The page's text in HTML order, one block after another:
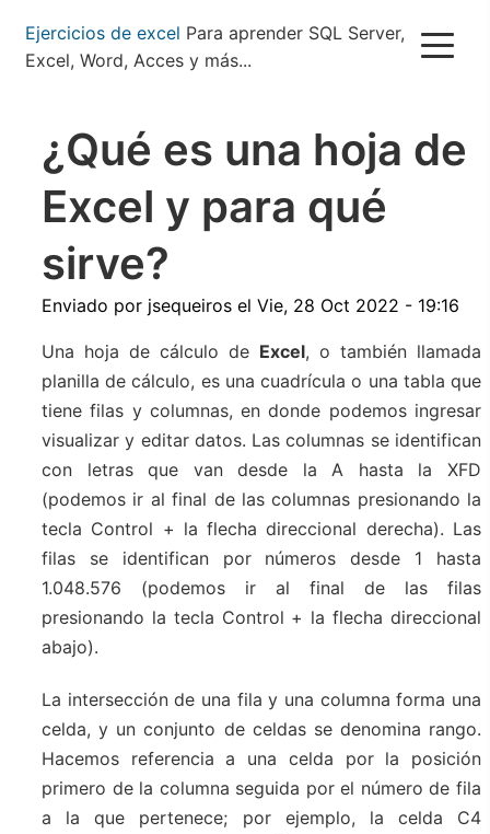
Pasar
contenido
Ejercicios de excel Para aprender SQL Server,
Excel, Word, Acces y más...
¿Qué es una hoja de
Excel y para qué
sirve?
Enviado por jsequeiros el Vie, 28 Oct 2022 - 19:16
Una hoja de cálculo de Excel, o también llamada
planilla de cálculo, es una cuadrícula o una tabla que
tiene filas y columnas, en donde podemos ingresar
visualizar y editar datos. Las columnas se identifican
con letras que van desde la A hasta la XFD
(podemos ir al final de las columnas presionando la
tecla Control + la flecha direccional derecha). Las
filas se identifican por números desde 1 hasta
1.048.576 (podemos ir al final de las filas
presionando la tecla Control + la flecha direccional
abajo).
La intersección de una fila y una columna forma una
celda, y un conjunto de celdas se denomina rango.
Hacemos referencia a una celda por la posición
primero de la columna seguida por el número de fila
a la que pertenece; por ejemplo, la celda C4